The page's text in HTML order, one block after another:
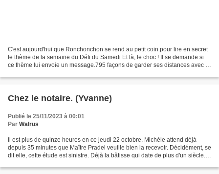
C'est aujourd'hui que Ronchonchon se rend au petit coin.pour lire en secret
le thème de la semaine du Défi du Samedi Et là, le choc ! Il se demande si
ce thème lui envoie un message.795 façons de garder ses distances avec le
Chez le notaire. (Yvanne)
Publié le 25/11/2023 à 00:01
Par Walrus
Il est plus de quinze heures en ce jeudi 22 octobre. Michèle attend déjà
depuis 35 minutes que Maître Pradel veuille bien la recevoir. Décidément, se
dit elle, cette étude est sinistre. Déjà la bâtisse qui date de plus d'un siècle.